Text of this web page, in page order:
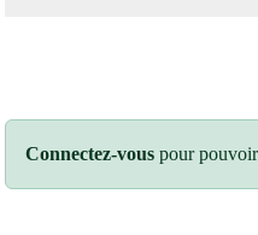
Connectez-vous pour